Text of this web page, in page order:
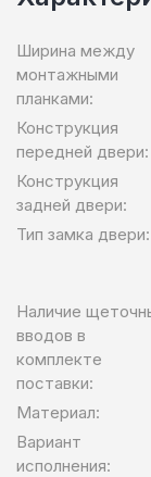
Ширина между
монтажными
планками:
Конструкция
передней двери:
Конструкция
задней двери:
Тип замка двери:
Наличие
вводов в
комплекте
поставки:
Материал:
Вариант
исполнения: